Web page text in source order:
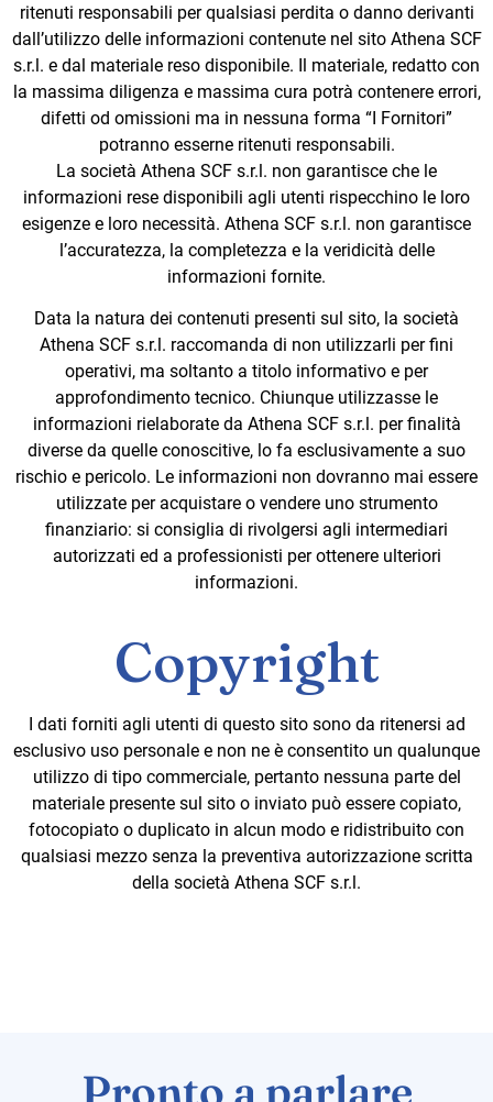
ritenuti responsabili per qualsiasi perdita o danno derivanti
dall’utilizzo delle informazioni contenute nel sito Athena SCF
s.r.l. e dal materiale reso disponibile. Il materiale, redatto con
la massima diligenza e massima cura potrà contenere errori,
difetti od omissioni ma in nessuna forma “I Fornitori”
potranno esserne ritenuti responsabili.
La società Athena SCF s.r.l. non garantisce che le
informazioni rese disponibili agli utenti rispecchino le loro
esigenze e loro necessità. Athena SCF s.r.l. non garantisce
l’accuratezza, la completezza e la veridicità delle
informazioni fornite.
Data la natura dei contenuti presenti sul sito, la società
Athena SCF s.r.l. raccomanda di non utilizzarli per fini
operativi, ma soltanto a titolo informativo e per
approfondimento tecnico. Chiunque utilizzasse le
informazioni rielaborate da Athena SCF s.r.l. per finalità
diverse da quelle conoscitive, lo fa esclusivamente a suo
rischio e pericolo. Le informazioni non dovranno mai essere
utilizzate per acquistare o vendere uno strumento
finanziario: si consiglia di rivolgersi agli intermediari
autorizzati ed a professionisti per ottenere ulteriori
informazioni.
Copyright
I dati forniti agli utenti di questo sito sono da ritenersi ad
esclusivo uso personale e non ne è consentito un qualunque
utilizzo di tipo commerciale, pertanto nessuna parte del
materiale presente sul sito o inviato può essere copiato,
fotocopiato o duplicato in alcun modo e ridistribuito con
qualsiasi mezzo senza la preventiva autorizzazione scritta
della società Athena SCF s.r.l.
Pronto a parlare